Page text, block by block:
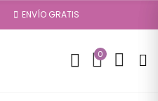
ENVÍO GRATIS
0